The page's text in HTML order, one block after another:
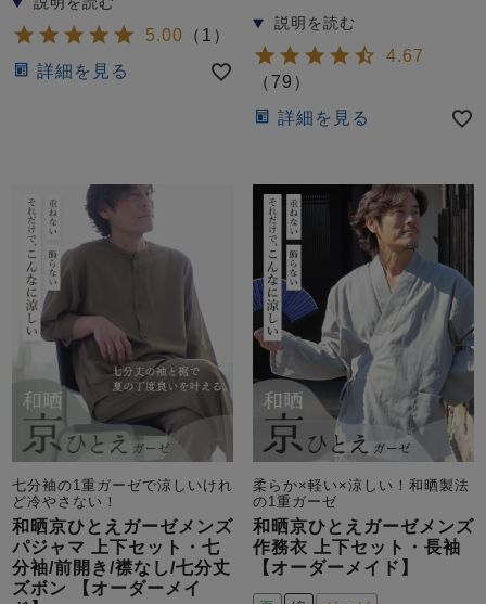
5.00 （ 1 ）
詳細を見る
4.67
（ 79 ）
詳細を見る
七分袖の1重ガーゼで涼しいけれ
ど冷やさない！
和晒京ひとえガーゼメンズ
パジャマ 上下セット・七
分袖/前開き/襟なし/七分丈
ズボン 【オーダーメイ
柔らか×軽い×涼しい！和晒製法
の1重ガーゼ
和晒京ひとえガーゼメンズ
作務衣 上下セット・長袖
【オーダーメイド】